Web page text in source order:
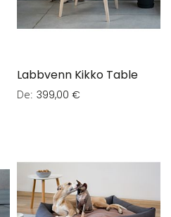
Labbvenn Kikko Table
De 399,00 €